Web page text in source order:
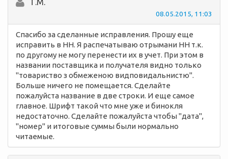
Т.М.
08.05.2015, 11:03
Спасибо за сделанные исправления. Прошу еще
исправить в НН. Я распечатываю отрымани НН т.к.
по другому не могу перенести их в учет. При этом в
названии поставщика и получателя видно только
"товариство з обмеженою видповидальнистю".
Больше ничего не помещается. Сделайте
пожалуйста название в две строки. И еще самое
главное. Шрифт такой что мне уже и бинокля
недостаточно. Сделайте пожалуйста чтобы "дата",
"номер" и итоговые суммы были нормально
читаемые.